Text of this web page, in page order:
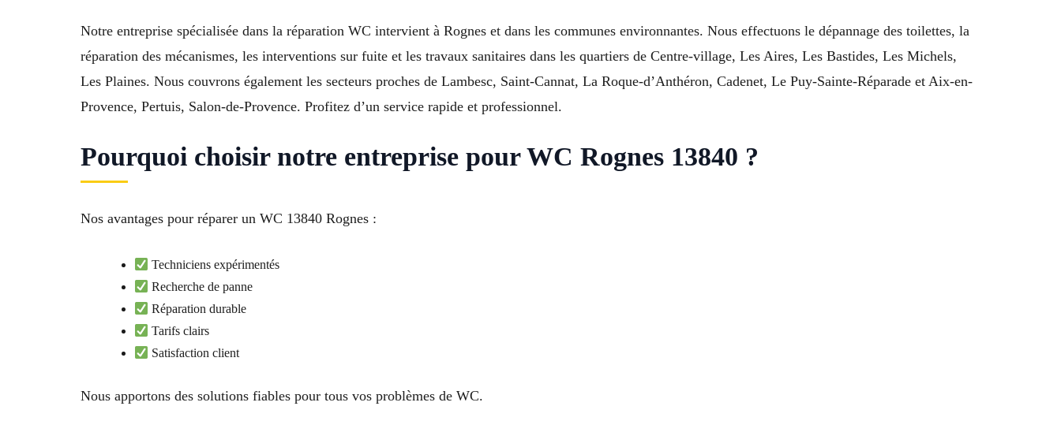
Notre entreprise spécialisée dans la réparation WC intervient à Rognes et dans les communes environnantes. Nous effectuons le dépannage des toilettes, la
réparation des mécanismes, les interventions sur fuite et les travaux sanitaires dans les quartiers de Centre-village, Les Aires, Les Bastides, Les Michels,
Les Plaines. Nous couvrons également les secteurs proches de Lambesc, Saint-Cannat, La Roque-d’Anthéron, Cadenet, Le Puy-Sainte-Réparade et Aix-en-
Provence, Pertuis, Salon-de-Provence. Profitez d’un service rapide et professionnel.
Pourquoi choisir notre entreprise pour WC Rognes 13840 ?
Nos avantages pour réparer un WC 13840 Rognes :
Techniciens expérimentés
Recherche de panne
Réparation durable
Tarifs clairs
Satisfaction client
Nous apportons des solutions fiables pour tous vos problèmes de WC.